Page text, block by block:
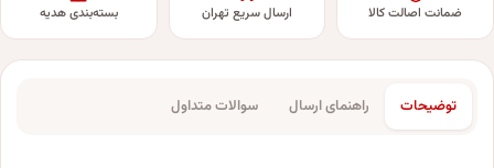
ضمانت اصالت کالا ارسال سریع تهران بسته‌بندی هدیه
توضیحات راهنمای ارسال سوالات متداول